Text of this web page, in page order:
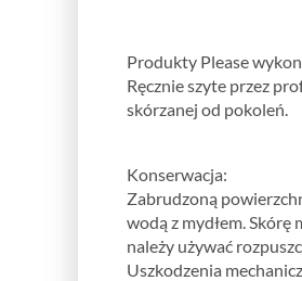
Produkty Please
Ręcznie szyte przez
skórzanej od pokoleń.
Konserwacja:
Zabrudzoną
wodą z mydłem.
należy używać
Uszkodzenia